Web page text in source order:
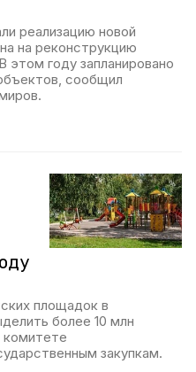
реализацию новой
на реконструкцию
этом году запланировано
сообщил
площадок в
более 10 млн
закупкам.